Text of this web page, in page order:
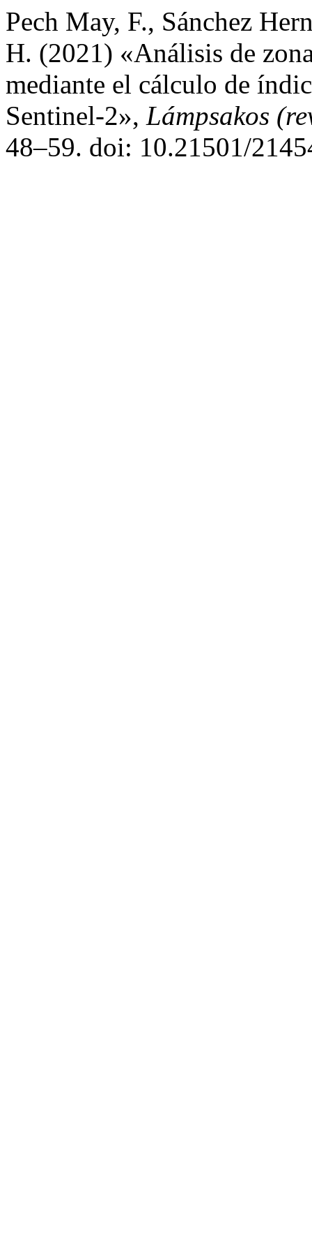
Pech May, F., Sánchez
H. (2021) «Análisis de
mediante el cálculo de
Sentinel-2», Lámpsakos
48–59. doi: 10.21501/